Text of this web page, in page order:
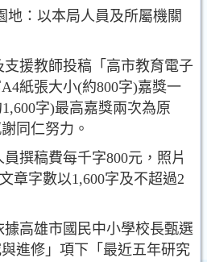
地：以本局人員及所屬機關
援教師投稿「高市教育電子
A4紙張大小(約800字)嘉獎一
1,600字)最高嘉獎兩次為原
同仁努力。
員撰稿費每千字800元，照片
章字數以1,600字及不超過2
高雄市國民中小學校長甄選
進修」項下「最近五年研究